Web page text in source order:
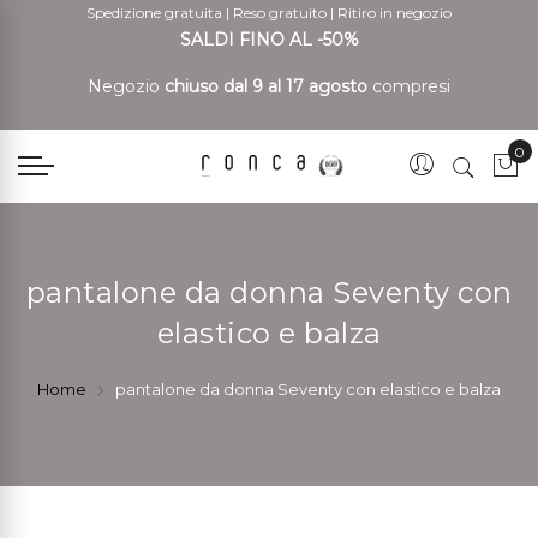
Spedizione gratuita | Reso gratuito | Ritiro in negozio
SALDI FINO AL -50%
Negozio chiuso dal 9 al 17 agosto compresi
0
pantalone da donna Seventy con
elastico e balza
Home pantalone da donna Seventy con elastico e balza